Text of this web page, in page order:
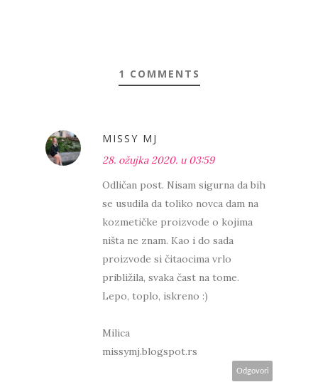
1 COMMENTS
MISSY MJ
28. ožujka 2020. u 03:59
Odličan post. Nisam sigurna da bih
se usudila da toliko novca dam na
kozmetičke proizvode o kojima
ništa ne znam. Kao i do sada
proizvode si čitaocima vrlo
približila, svaka čast na tome.
Lepo, toplo, iskreno :)
Milica
missymj.blogspot.rs
Odgovori